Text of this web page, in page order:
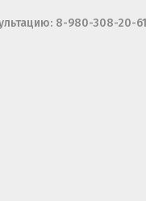
8-980-308-20-61